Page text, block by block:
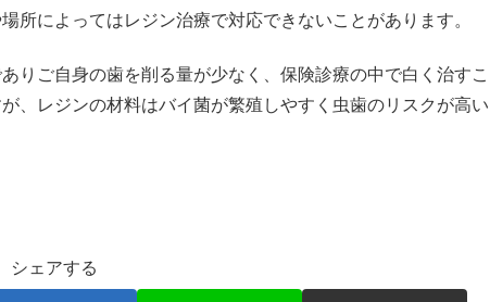
所によってはレジン治療で対応できないことがあります。
りご自身の歯を削る量が少なく、保険診療の中で白く治すこ
、レジンの材料はバイ菌が繁殖しやすく虫歯のリスクが高い
シェアする